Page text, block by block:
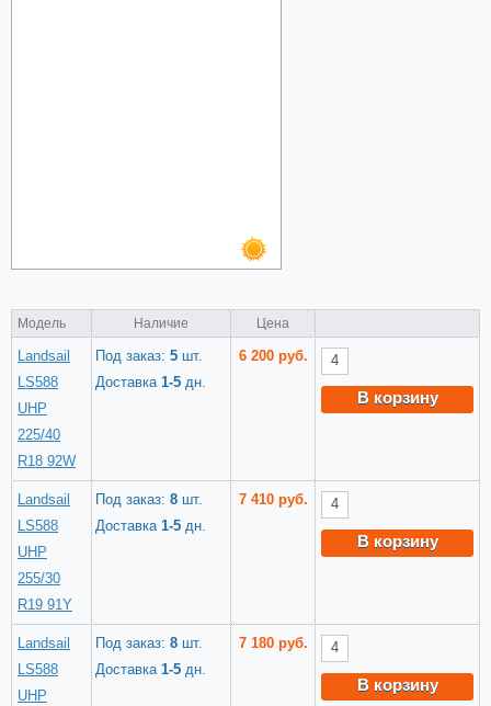
Модель Наличие Цена
Landsail
LS588
UHP
225/40
R18 92W
Под заказ: 5 шт.
Доставка 1-5 дн.
6 200 руб.
В корзину
Landsail
LS588
UHP
255/30
R19 91Y
Под заказ: 8 шт.
Доставка 1-5 дн.
7 410 руб.
В корзину
Landsail
LS588
UHP
Под заказ: 8 шт.
Доставка 1-5 дн.
7 180 руб.
В корзину